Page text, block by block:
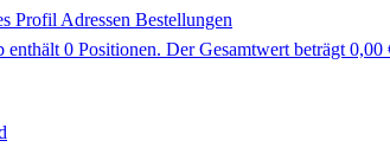
Profil Adressen Bestellungen
enthält 0 Positionen. Der Gesamtwert beträgt 0,00